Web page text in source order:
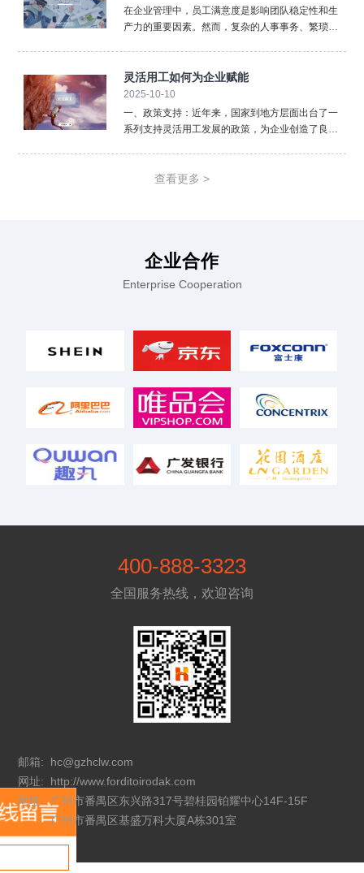
企
在企业管理中，员工满意度是影响团队稳定性和生
产力的重要因素。然而，复杂的人事事务、繁琐的
理能确保员工的社保、公积金、薪资发放等事务精
准无误。对于员工而言
灵活用工如何为企业赋能
2025-10-10
一、政策支持：近年来，国家到地方层面出台了一
系列支持灵活用工发展的政策，为企业创造了良好
税改革及税收优惠政策 二、配套设施：各地人力资
查看更多 >
企业合作
Enterprise Cooperation
400-888-3323
全国服务热线，欢迎咨询
邮箱:
hc@gzhclw.com
网址:
http://www.forditoirodak.com
地址:
广州市番禺区东兴路317号碧桂园铂耀中心14F-15F
广州市番禺区基盛万科大厦A栋301室